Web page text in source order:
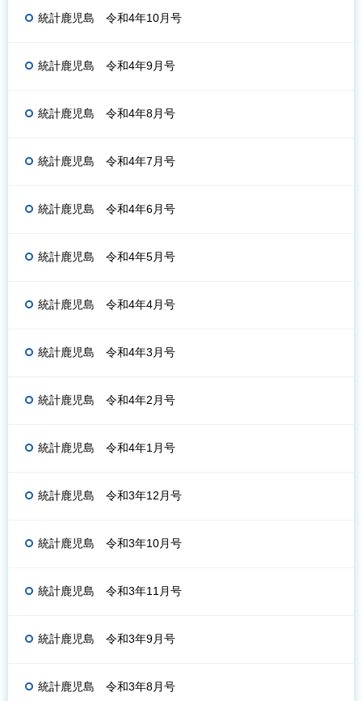
統計鹿児島 令和4年10月号
統計鹿児島 令和4年9月号
統計鹿児島 令和4年8月号
統計鹿児島 令和4年7月号
統計鹿児島 令和4年6月号
統計鹿児島 令和4年5月号
統計鹿児島 令和4年4月号
統計鹿児島 令和4年3月号
統計鹿児島 令和4年2月号
統計鹿児島 令和4年1月号
統計鹿児島 令和3年12月号
統計鹿児島 令和3年10月号
統計鹿児島 令和3年11月号
統計鹿児島 令和3年9月号
統計鹿児島 令和3年8月号